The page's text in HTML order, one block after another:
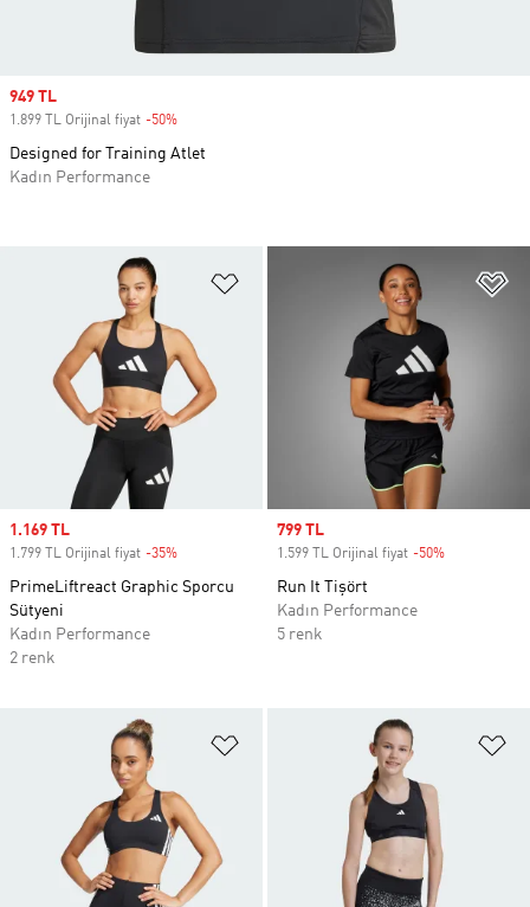
Favori Listesine Ekle
Sale price
1.169 TL
1.799 TL Orijinal fiyat -35%
PrimeLiftreact Graphic Sporcu
Sütyeni
Kadın Performance
2 renk
Sale price
799 TL
1.599 TL Orijinal fiyat -50%
Run It Tişört
Kadın Performance
5 renk
Favori Listesine Ekle
Sale price
949 TL
1.899 TL Orijinal fiyat -50%
Designed for Training Atlet
Kadın Performance